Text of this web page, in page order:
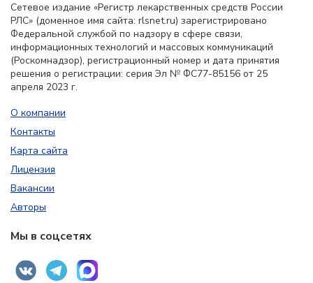
Сетевое издание «Регистр лекарственных средств России
РЛС» (доменное имя сайта: rlsnet.ru) зарегистрировано
Федеральной службой по надзору в сфере связи,
информационных технологий и массовых коммуникаций
(Роскомнадзор), регистрационный номер и дата принятия
решения о регистрации: серия Эл № ФС77-85156 от 25
апреля 2023 г.
О компании
Контакты
Карта сайта
Лицензия
Вакансии
Авторы
Мы в соцсетях